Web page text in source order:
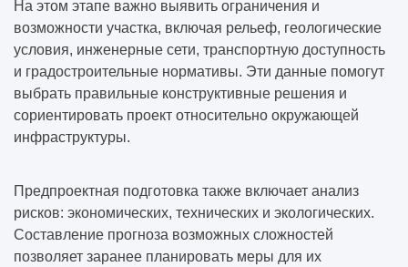
На этом этапе важно выявить ограничения и
возможности участка, включая рельеф, геологические
условия, инженерные сети, транспортную доступность
и градостроительные нормативы. Эти данные помогут
выбрать правильные конструктивные решения и
сориентировать проект относительно окружающей
инфраструктуры.
Предпроектная подготовка также включает анализ
рисков: экономических, технических и экологических.
Составление прогноза возможных сложностей
позволяет заранее планировать меры для их